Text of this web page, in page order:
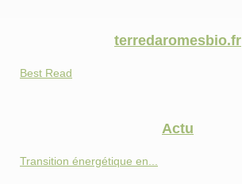
terredaromesbio.fr
Best Read
Actu
Transition énergétique en...